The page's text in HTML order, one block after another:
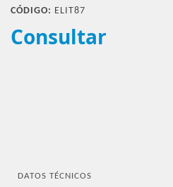
CÓDIGO: ELIT87
Consultar
DATOS TÉCNICOS